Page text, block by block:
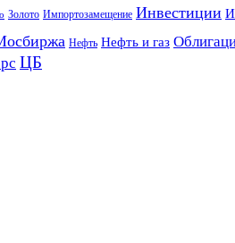
Золото Импортозамещение Инвестиции
Нефть Нефть и газ
ЦБ